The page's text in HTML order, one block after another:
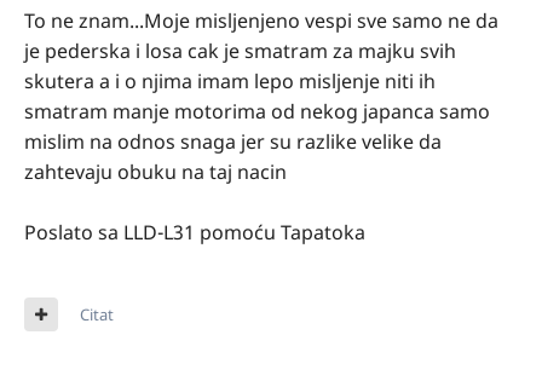
To ne znam...Moje misljenjeno vespi sve samo ne da
je pederska i losa cak je smatram za majku svih
skutera a i o njima imam lepo misljenje niti ih
smatram manje motorima od nekog japanca samo
mislim na odnos snaga jer su razlike velike da
zahtevaju obuku na taj nacin
Poslato sa LLD-L31 pomoću Tapatoka
Citat